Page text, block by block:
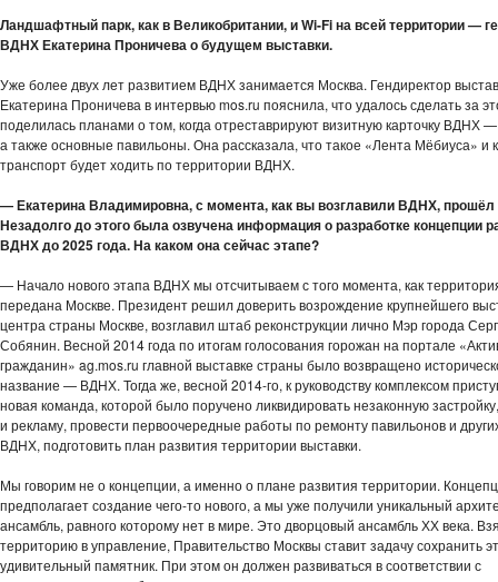
Ландшафтный парк, как в Великобритании, и Wi-Fi на всей территории —
ВДНХ Екатерина Проничева о будущем выставки.
Уже более двух лет развитием ВДНХ занимается Москва. Гендиректор
Екатерина Проничева в интервью mos.ru пояснила, что удалось сделать за
поделилась планами о том, когда отреставрируют визитную карточку ВДНХ
а также основные павильоны. Она рассказала, что такое «Лента Мёбиуса» и
транспорт будет ходить по территории ВДНХ.
— Екатерина Владимировна, с момента, как вы возглавили ВДНХ, прошёл
Незадолго до этого была озвучена информация о разработке концепции
ВДНХ до 2025 года. На каком она сейчас этапе?
— Начало нового этапа ВДНХ мы отсчитываем с того момента, как
передана Москве. Президент решил доверить возрождение крупнейшего
центра страны Москве, возглавил штаб реконструкции лично Мэр города
Собянин. Весной 2014 года по итогам голосования горожан на портале
гражданин» ag.mos.ru главной выставке страны было возвращено
название — ВДНХ. Тогда же, весной 2014-го, к руководству комплексом
новая команда, которой было поручено ликвидировать незаконную
и рекламу, провести первоочередные работы по ремонту павильонов и
ВДНХ, подготовить план развития территории выставки.
Мы говорим не о концепции, а именно о плане развития территории.
предполагает создание чего-то нового, а мы уже получили уникальный
ансамбль, равного которому нет в мире. Это дворцовый ансамбль ХХ века.
территорию в управление, Правительство Москвы ставит задачу сохранить
удивительный памятник. При этом он должен развиваться в соответствии с